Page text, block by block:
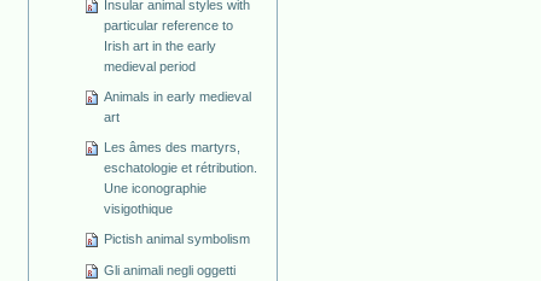
Insular animal styles with
particular reference to
Irish art in the early
medieval period
Animals in early medieval
art
Les âmes des martyrs,
eschatologie et rétribution.
Une iconographie
visigothique
Pictish animal symbolism
Gli animali negli oggetti